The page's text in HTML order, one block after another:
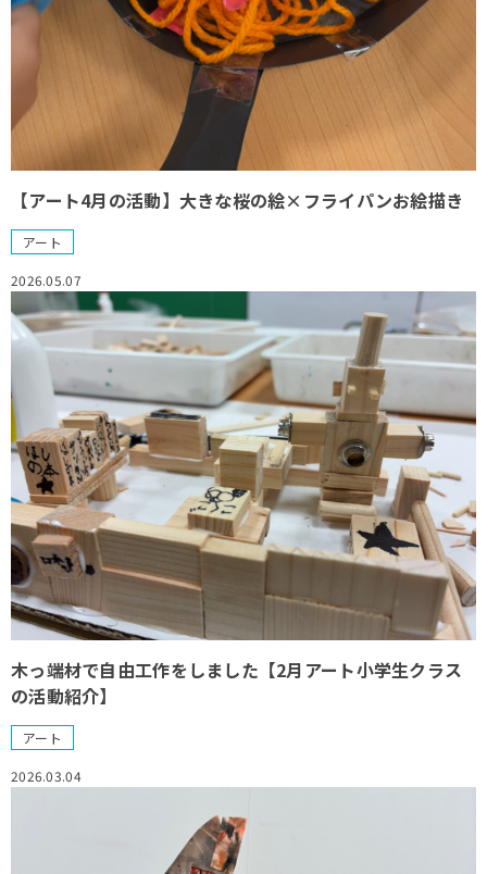
【アート4月の活動】大きな桜の絵×フライパンお絵描き
アート
2026.05.07
木っ端材で自由工作をしました【2月アート小学生クラス
の活動紹介】
アート
2026.03.04